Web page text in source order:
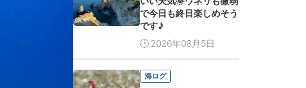
で今日も終日楽しめそう
です♪
2026年08月5日
海ログ